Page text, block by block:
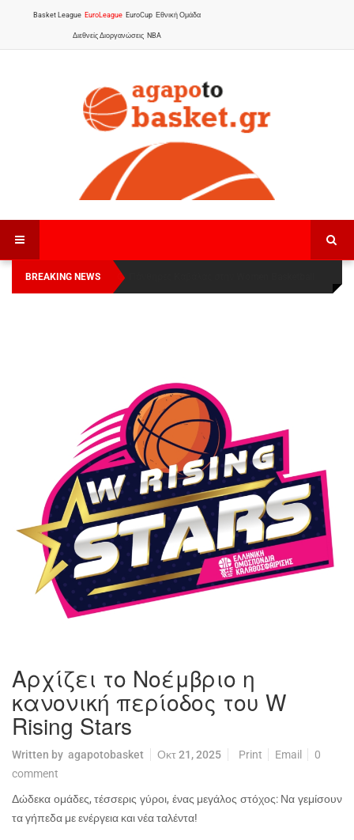
Basket League EuroLeague EuroCup Εθνική Ομάδα
Διεθνείς Διοργανώσεις NBA
BREAKING NEWS
Οι Πάνθηρες Καβάλας στην Women Basketball
League 1
Αρχίζει το Νοέμβριο η
κανονική περίοδος του W
Rising Stars
Written by agapotobasket Οκτ 21, 2025 Print Email
0
comment
Δώδεκα ομάδες, τέσσερις γύροι, ένας μεγάλος στόχος: Να γεμίσουν
τα γήπεδα με ενέργεια και νέα ταλέντα!